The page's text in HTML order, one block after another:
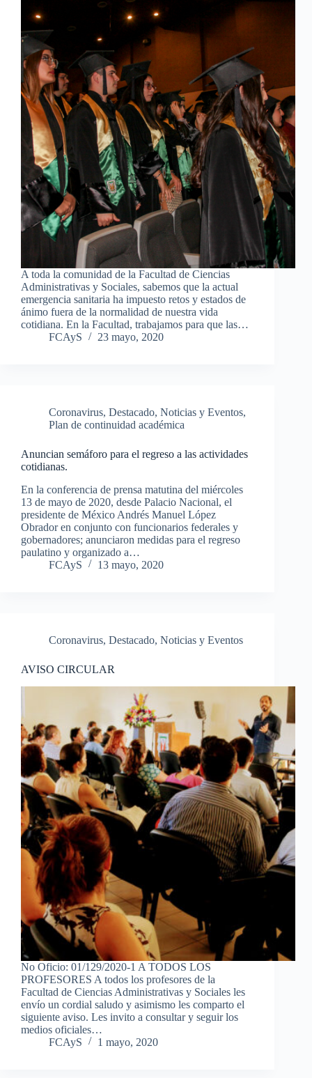
A toda la comunidad de la Facultad de Ciencias
Administrativas y Sociales, sabemos que la actual
emergencia sanitaria ha impuesto retos y estados de
ánimo fuera de la normalidad de nuestra vida
cotidiana. En la Facultad, trabajamos para que las…
FCAyS
23 mayo, 2020
Coronavirus, Destacado, Noticias y Eventos,
Plan de continuidad académica
Anuncian semáforo para el regreso a las actividades
cotidianas.
En la conferencia de prensa matutina del miércoles
13 de mayo de 2020, desde Palacio Nacional, el
presidente de México Andrés Manuel López
Obrador en conjunto con funcionarios federales y
gobernadores; anunciaron medidas para el regreso
paulatino y organizado a…
FCAyS
13 mayo, 2020
Coronavirus, Destacado, Noticias y Eventos
AVISO CIRCULAR
No Oficio: 01/129/2020-1 A TODOS LOS
PROFESORES A todos los profesores de la
Facultad de Ciencias Administrativas y Sociales les
envío un cordial saludo y asimismo les comparto el
siguiente aviso. Les invito a consultar y seguir los
medios oficiales…
FCAyS
1 mayo, 2020